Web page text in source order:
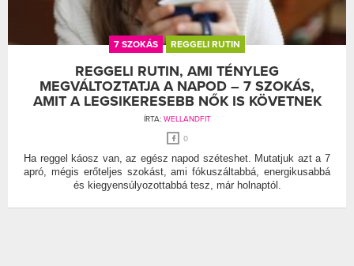
7 SZOKÁS REGGELI RUTIN
REGGELI RUTIN, AMI TÉNYLEG
MEGVÁLTOZTATJA A NAPOD – 7 SZOKÁS,
AMIT A LEGSIKERESEBB NŐK IS KÖVETNEK
ÍRTA: WELLANDFIT
0
Ha reggel káosz van, az egész napod széteshet. Mutatjuk azt a 7
apró, mégis erőteljes szokást, ami fókuszáltabbá, energikusabbá
és kiegyensúlyozottabbá tesz, már holnaptól.